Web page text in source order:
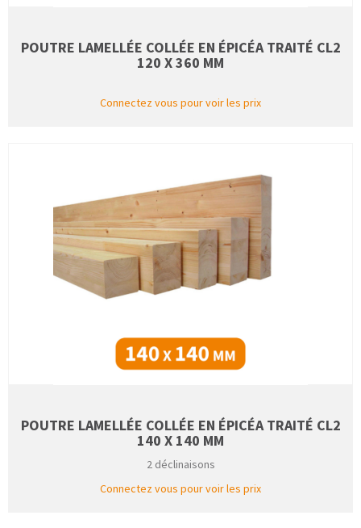
POUTRE LAMELLÉE COLLÉE EN ÉPICÉA TRAITÉ CL2
120 X 360 MM
Connectez vous pour voir les prix
POUTRE LAMELLÉE COLLÉE EN ÉPICÉA TRAITÉ CL2
140 X 140 MM
2 déclinaisons
Connectez vous pour voir les prix